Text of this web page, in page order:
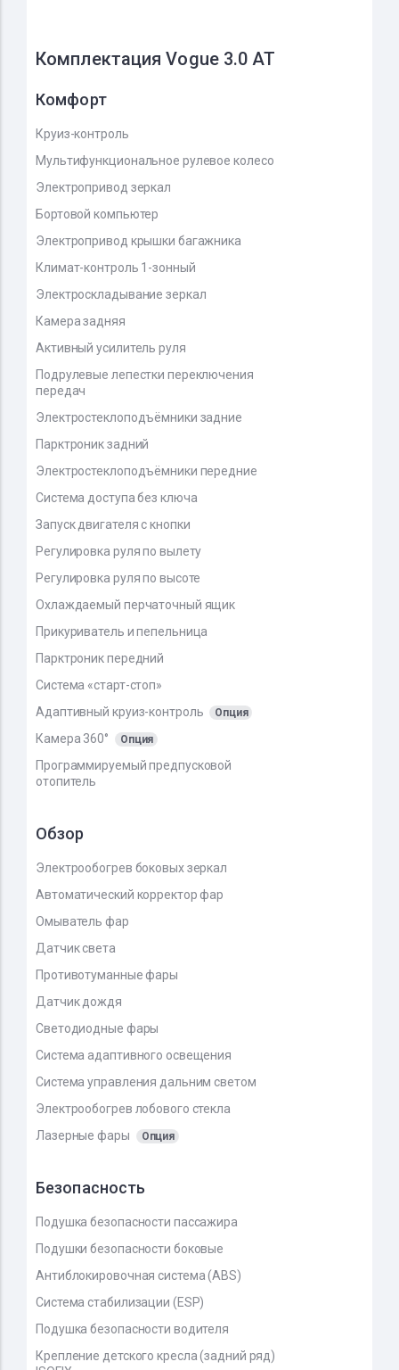
Комплектация Vogue 3.0 AT
Комфорт
Круиз-контроль
Мультифункциональное рулевое колесо
Электропривод зеркал
Бортовой компьютер
Электропривод крышки багажника
Климат-контроль 1-зонный
Электроскладывание зеркал
Камера задняя
Активный усилитель руля
Подрулевые лепестки переключения
передач
Электростеклоподъёмники задние
Парктроник задний
Электростеклоподъёмники передние
Система доступа без ключа
Запуск двигателя с кнопки
Регулировка руля по вылету
Регулировка руля по высоте
Охлаждаемый перчаточный ящик
Прикуриватель и пепельница
Парктроник передний
Система «старт-стоп»
Адаптивный круиз-контроль
Опция
Камера 360° Опция
Программируемый предпусковой
отопитель
Обзор
Электрообогрев боковых зеркал
Автоматический корректор фар
Омыватель фар
Датчик света
Противотуманные фары
Датчик дождя
Светодиодные фары
Система адаптивного освещения
Система управления дальним светом
Электрообогрев лобового стекла
Лазерные фары
Опция
Безопасность
Подушка безопасности пассажира
Подушки безопасности боковые
Антиблокировочная система (ABS)
Система стабилизации (ESP)
Подушка безопасности водителя
Крепление детского кресла (задний ряд)